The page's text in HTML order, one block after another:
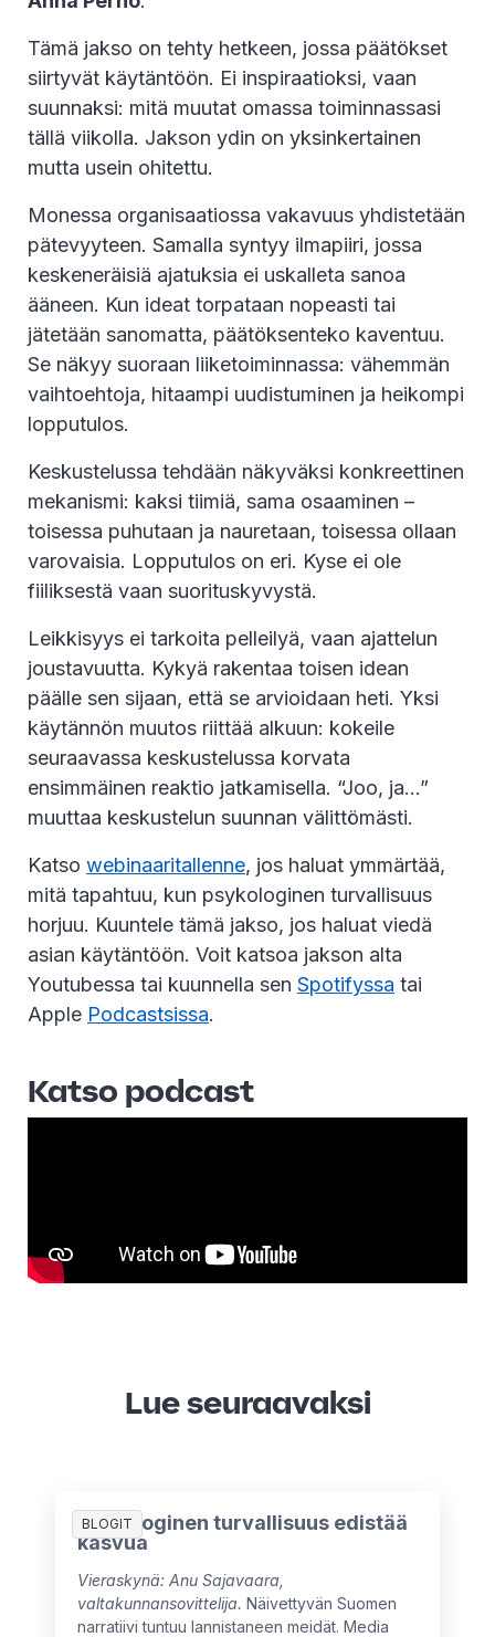
Tämä jakso on tehty hetkeen, jossa päätökset
siirtyvät käytäntöön. Ei inspiraatioksi, vaan
suunnaksi: mitä muutat omassa toiminnassasi
tällä viikolla. Jakson ydin on yksinkertainen
mutta usein ohitettu.
Monessa organisaatiossa vakavuus yhdistetään
pätevyyteen. Samalla syntyy ilmapiiri, jossa
keskeneräisiä ajatuksia ei uskalleta sanoa
ääneen. Kun ideat torpataan nopeasti tai
jätetään sanomatta, päätöksenteko kaventuu.
Se näkyy suoraan liiketoiminnassa: vähemmän
vaihtoehtoja, hitaampi uudistuminen ja heikompi
lopputulos.
Keskustelussa tehdään näkyväksi konkreettinen
mekanismi: kaksi tiimiä, sama osaaminen –
toisessa puhutaan ja nauretaan, toisessa ollaan
varovaisia. Lopputulos on eri. Kyse ei ole
fiiliksestä vaan suorituskyvystä.
Leikkisyys ei tarkoita pelleilyä, vaan ajattelun
joustavuutta. Kykyä rakentaa toisen idean
päälle sen sijaan, että se arvioidaan heti. Yksi
käytännön muutos riittää alkuun: kokeile
seuraavassa keskustelussa korvata
ensimmäinen reaktio jatkamisella. “Joo, ja…”
muuttaa keskustelun suunnan välittömästi.
Katso webinaaritallenne, jos haluat ymmärtää,
mitä tapahtuu, kun psykologinen turvallisuus
horjuu. Kuuntele tämä jakso, jos haluat viedä
asian käytäntöön. Voit katsoa jakson alta
Youtubessa tai kuunnella sen Spotifyssa tai
Apple Podcastsissa.
Katso podcast
Lue seuraavaksi
BLOGIT
Psykologinen turvallisuus edistää
kasvua
Vieraskynä: Anu Sajavaara,
valtakunnansovittelija. Näivettyvän Suomen
narratiivi tuntuu lannistaneen meidät. Media